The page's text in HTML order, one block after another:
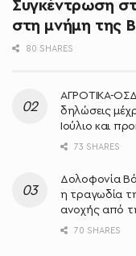
Συγκέντρωση
στη μνήμη της
80 SHARES
ΑΓΡΟΤΙΚΑ-
δηλώσεις
Ιούλιο και
73 SHARES
Δολοφονία
η τραγωδία
ανοχής από
70 SHARES